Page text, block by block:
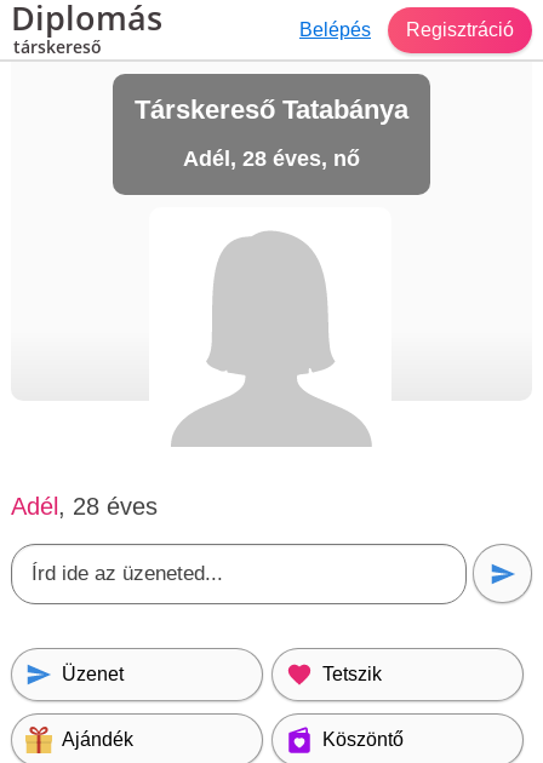
Diplomás
társkereső
Belépés Regisztráció
Társkereső Tatabánya
Adél, 28 éves, nő
Adél , 28 éves
Üzenet Tetszik
Ajándék Köszöntő